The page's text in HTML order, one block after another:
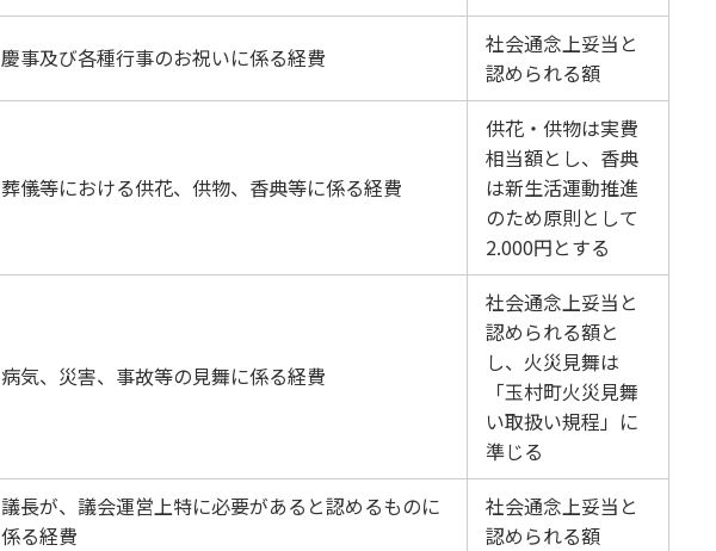
慶事及び各種行事のお祝いに係る経費
社会通念上妥当と
認められる額
葬儀等における供花、供物、香典等に係る経費
供花・供物は実費
相当額とし、香典
は新生活運動推進
のため原則として
2.000円とする
病気、災害、事故等の見舞に係る経費
社会通念上妥当と
認められる額と
し、火災見舞は
「玉村町火災見舞
い取扱い規程」に
準じる
議長が、議会運営上特に必要があると認めるものに
係る経費
社会通念上妥当と
認められる額